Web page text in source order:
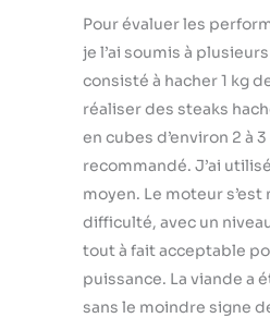
Pour évaluer les
je l’ai soumis à
consisté à hacher 1 kg
réaliser des steaks
en cubes d’environ 2 à
recommandé. J’ai
moyen. Le moteur s’est
difficulté, avec un
tout à fait acceptable
puissance. La viande a
sans le moindre signe